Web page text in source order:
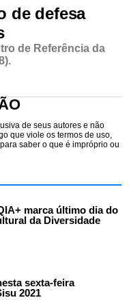
de defesa
de Referência da
de seus autores e não
que viole os termos de uso,
saber o que é impróprio ou
marca último dia do
da Diversidade
sexta-feira
2021